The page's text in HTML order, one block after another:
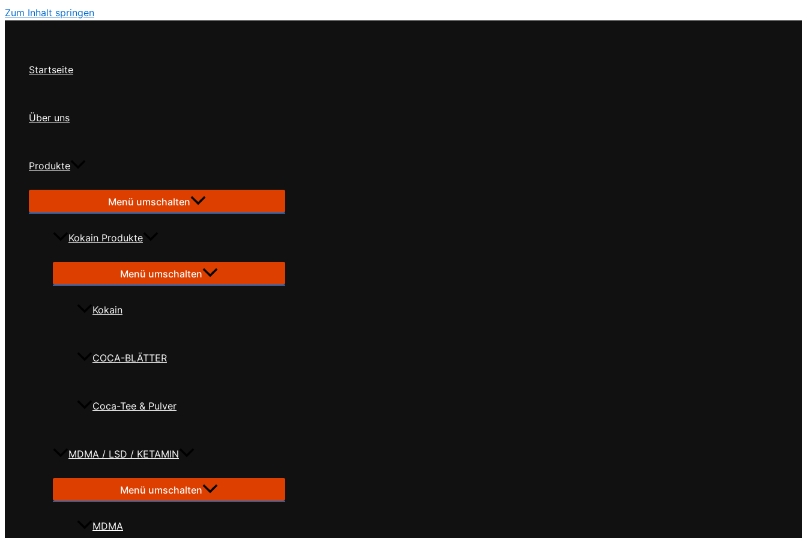
Zum Inhalt springen
Startseite
Über uns
Produkte
Menü umschalten
Kokain Produkte
Menü umschalten
Kokain
COCA-BLÄTTER
Coca-Tee & Pulver
MDMA / LSD / KETAMIN
Menü umschalten
MDMA